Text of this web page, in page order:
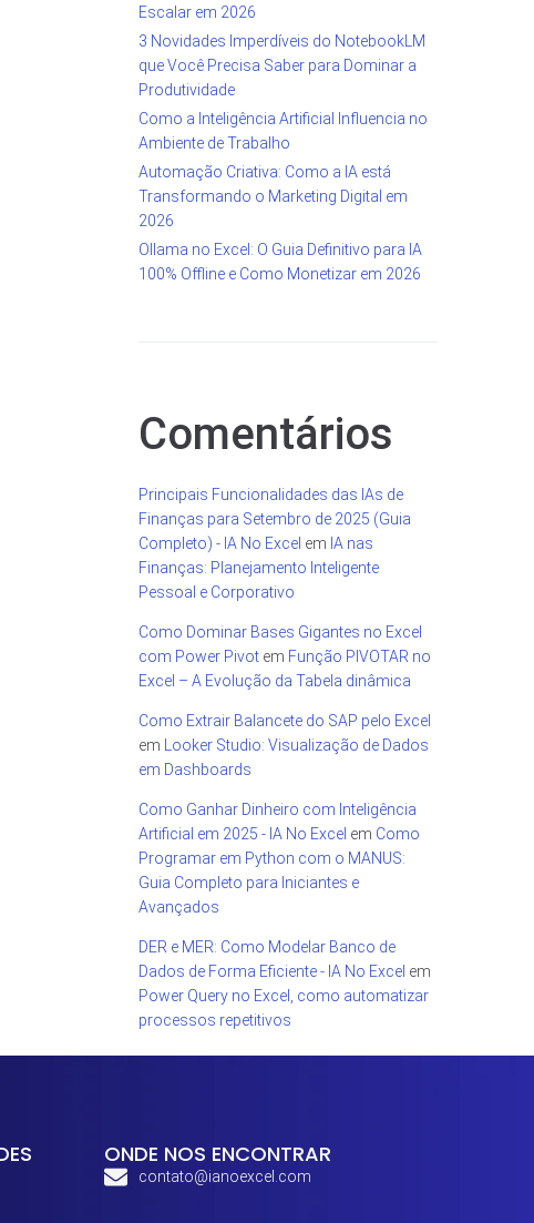
Escalar em 2026
3 Novidades Imperdíveis do NotebookLM
que Você Precisa Saber para Dominar a
Produtividade
Como a Inteligência Artificial Influencia no
Ambiente de Trabalho
Automação Criativa: Como a IA está
Transformando o Marketing Digital em
2026
Ollama no Excel: O Guia Definitivo para IA
100% Offline e Como Monetizar em 2026
Comentários
Principais Funcionalidades das IAs de
Finanças para Setembro de 2025 (Guia
Completo) - IA No Excel em IA nas
Finanças: Planejamento Inteligente
Pessoal e Corporativo
Como Dominar Bases Gigantes no Excel
com Power Pivot em Função PIVOTAR no
Excel – A Evolução da Tabela dinâmica
Como Extrair Balancete do SAP pelo Excel
em Looker Studio: Visualização de Dados
em Dashboards
Como Ganhar Dinheiro com Inteligência
Artificial em 2025 - IA No Excel em Como
Programar em Python com o MANUS:
Guia Completo para Iniciantes e
Avançados
DER e MER: Como Modelar Banco de
Dados de Forma Eficiente - IA No Excel em
Power Query no Excel, como automatizar
processos repetitivos
ONDE NOS ENCONTRAR
contato@ianoexcel.com